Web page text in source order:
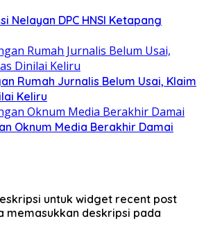
Nelayan DPC HNSI Ketapang
Rumah Jurnalis Belum Usai, Klaim
Keliru
Oknum Media Berakhir Damai
untuk widget recent post
memasukkan deskripsi pada